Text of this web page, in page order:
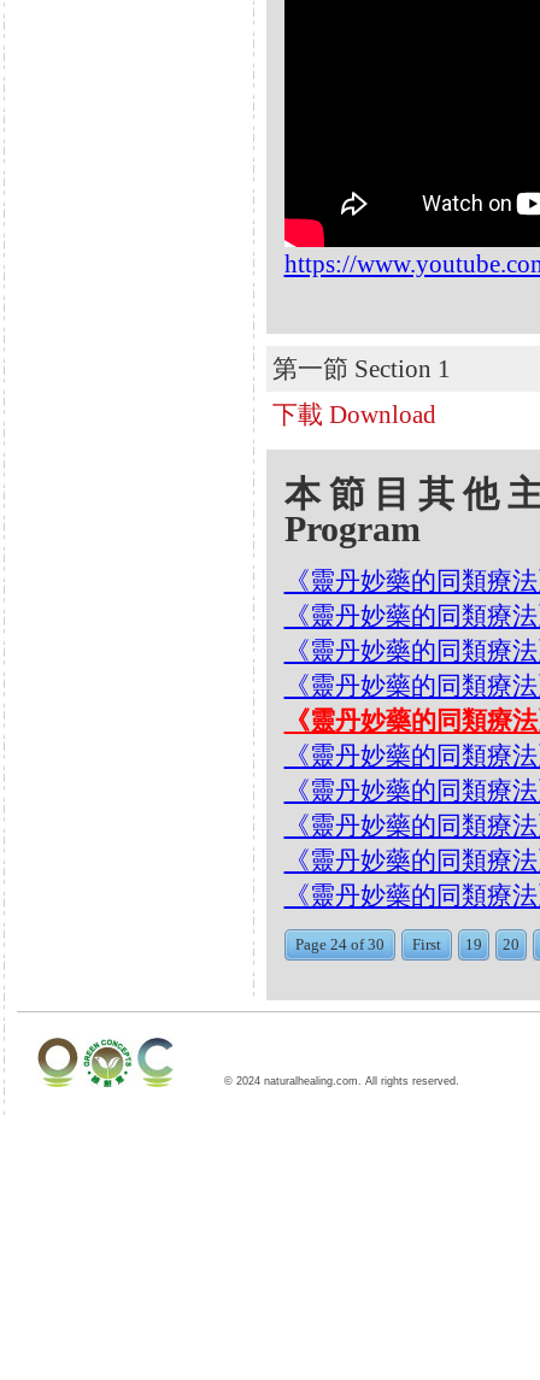
https://
第一節 Section 1
下載 Download
本節目其他
Program
《靈丹妙藥的同類療
《靈丹妙藥的同類療
《靈丹妙藥的同類療
《靈丹妙藥的同類療
《靈丹妙藥的同類療
《靈丹妙藥的同類療
《靈丹妙藥的同類療
《靈丹妙藥的同類療
《靈丹妙藥的同類療
《靈丹妙藥的同類療
Page 24 of 30 First 19 20
© 2024 naturalhealing.com. All rights reserved.